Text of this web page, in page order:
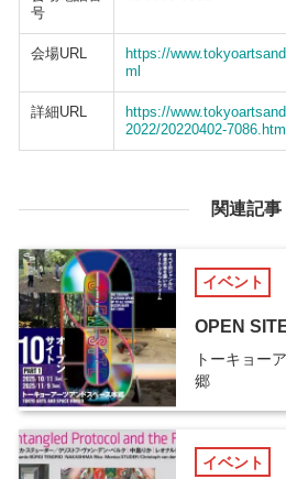
号
会場URL
https://
ml
詳細URL
https://
2022/20220402-
関連記事
イベント
OPEN
トーキョー
郷
イベント